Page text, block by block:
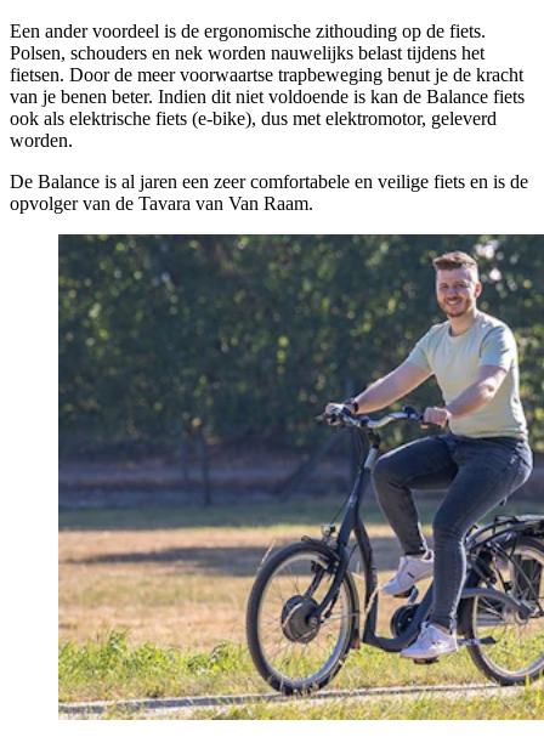
Een ander voordeel is de ergonomische zithouding op de fiets.
Polsen, schouders en nek worden nauwelijks belast tijdens het
fietsen. Door de meer voorwaartse trapbeweging benut je de kracht
van je benen beter. Indien dit niet voldoende is kan de Balance fiets
ook als elektrische fiets (e-bike), dus met elektromotor, geleverd
worden.
De Balance is al jaren een zeer comfortabele en veilige fiets en is de
opvolger van de Tavara van Van Raam.